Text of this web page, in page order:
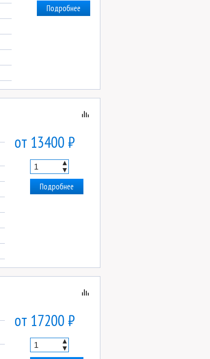
Подробнее
от 13400 ₽
▲
▼
Подробнее
от 17200 ₽
▲
▼